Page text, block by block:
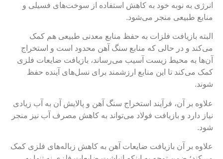
انرژی به نوبه خود به کاهش استفاده از سوخت‌های فسیلی و
منابع طبیعی منجر می‌شود.
البته بازیافت فلزات به حفظ منابع معدنی طبیعی هم کمک
می‌کند و در حالی که منابع سنگ آهن محدود است و استخراج
آن‌ها به محیط زیست آسیب می‌رساند، بازیافت ضایعات فلزی
کمک می‌کند تا این منابع ارزشمند برای نسل‌های آینده حفظ
شوند.
علاوه بر آن، فرآیند استخراج سنگ آهن و پالایش آن به آب زیادی
نیاز دارد و بازیافت فولاد می‌تواند به کاهش مصرف آب نیز منجر
شود.
علاوه بر آن بازیافت ضایعات آهن به کاهش زباله‌های فلزی کمک